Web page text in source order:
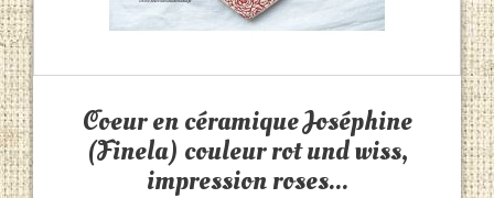
Coeur en céramique Joséphine
(Finela) couleur rot und wiss,
impression roses...